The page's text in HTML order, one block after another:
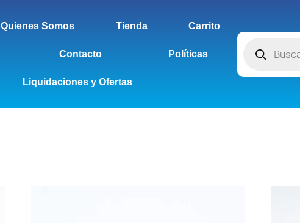
Quienes Somos Tienda Carrito
Contacto Políticas
Liquidaciones y Ofertas